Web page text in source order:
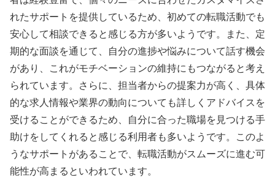
れたサポートを提供しているため、初めての転職活動でも
安心して相談できると感じる方が多いようです。また、定
期的な面談を通じて、自分の進捗や悩みについて話す機会
があり、これがモチベーションの維持にもつながると考え
られています。さらに、担当者からの提案力が高く、具体
的な求人情報や業界の動向についても詳しくアドバイスを
受けることができるため、自分に合った職場を見つける手
助けをしてくれると感じる利用者も多いようです。このよ
うなサポートがあることで、転職活動がスムーズに進む可
能性が高まるといわれています。